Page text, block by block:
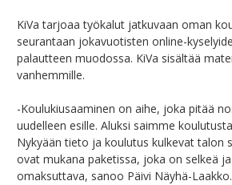
KiVa tarjoaa työkalut jatkuvaan oman
seurantaan jokavuotisten online-
palautteen muodossa. KiVa sisältää
vanhemmille.
-Koulukiusaaminen on aihe, joka pitää
uudelleen esille. Aluksi saimme
Nykyään tieto ja koulutus kulkevat talon
ovat mukana paketissa, joka on selkeä
omaksuttava, sanoo Päivi Näyhä-Laakko.